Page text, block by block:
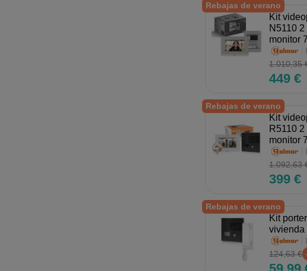
Rebajas de verano
Kit
N5110
monitor
1.010,35
449 €
Rebajas de verano
Kit
R5110
monitor
1.092,63
399 €
Rebajas de verano
Kit
vivienda
124,63 €